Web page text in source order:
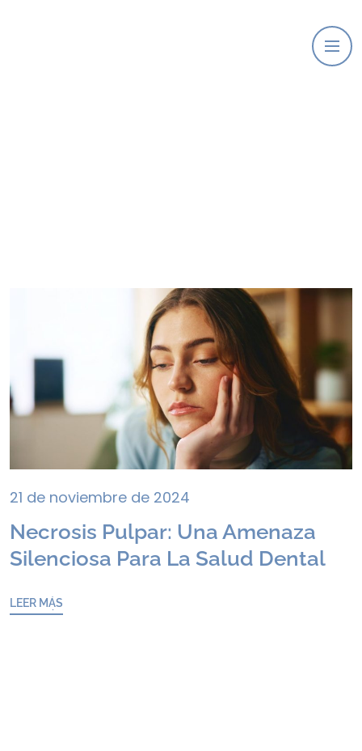
21 de noviembre de 2024
Necrosis Pulpar: Una Amenaza
Silenciosa Para La Salud Dental
LEER MÁS
LEER MÁS